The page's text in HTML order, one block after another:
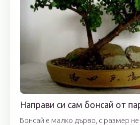
Направи си сам бонсай от
Бонсай е малко дърво, с размер